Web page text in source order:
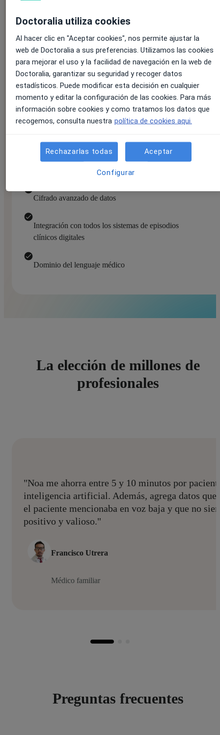
Inteligencia Artificial.
Precio personalizado
Solicitar oferta
Notas ilimitadas generadas en segundos
Plantillas personalizadas por especialidad
Cifrado avanzado de datos
Integración con todos los sistemas de episodios
clínicos digitales
Dominio del lenguaje médico
La elección de millones de
profesionales
"Noa me ahorra entre 5 y 10 minutos por
inteligencia artificial. Además, agrega datos
el paciente mencionaba en voz baja y que no
positivo y valioso."
Francisco Utrera
Médico familiar
Preguntas frecuentes
Doctoralia utiliza cookies
Al hacer clic en "Aceptar cookies", nos permite ajustar la
web de Doctoralia a sus preferencias. Utilizamos las cookies
para mejorar el uso y la facilidad de navegación en la web de
Doctoralia, garantizar su seguridad y recoger datos
estadísticos. Puede modificar esta decisión en cualquier
momento y editar la configuración de las cookies. Para más
información sobre cookies y como tratamos los datos que
recogemos, consulta nuestra política de cookies aqui.
Rechazarlas todas Aceptar
Configurar